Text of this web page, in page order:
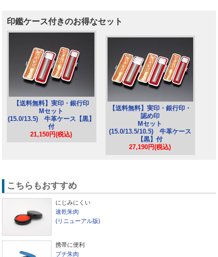
印鑑ケース付きのお得なセット
【送料無料】実印・銀行印
Mセット
(15.0/13.5) 牛革ケース【黒】
付
21,150円(税込)
【送料無料】実印・銀行印・
認め印
Mセット
(15.0/13.5/10.5) 牛革ケース
【黒】付
27,190円(税込)
こちらもおすすめ
にじみにくい
速乾朱肉
(リニューアル版)
携帯に便利
プチ朱肉